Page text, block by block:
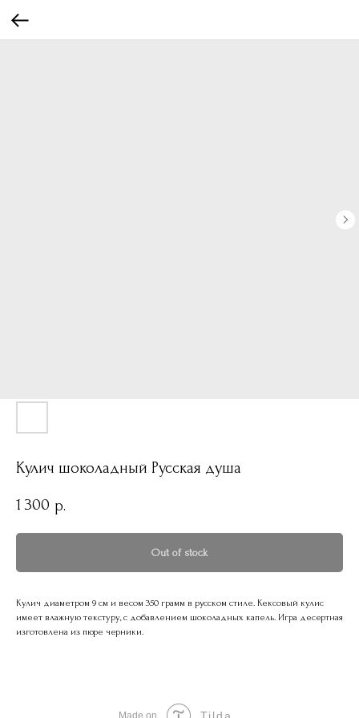
Кулич шоколадный Русская душа
1 300 р.
Out of stock
Кулич диаметром 9 см и весом 350 грамм в русском стиле. Кексовый кулис
имеет влажную текстуру, с добавлением шоколадных капель. Игра десертная
изготовлена из пюре черники.
Made on